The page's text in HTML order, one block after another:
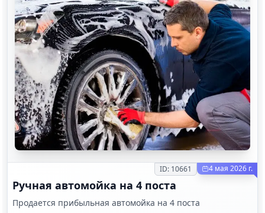
ID: 10661 4 мая 2026 г.
Ручная автомойка на 4 поста
Продается прибыльная автомойка на 4 поста